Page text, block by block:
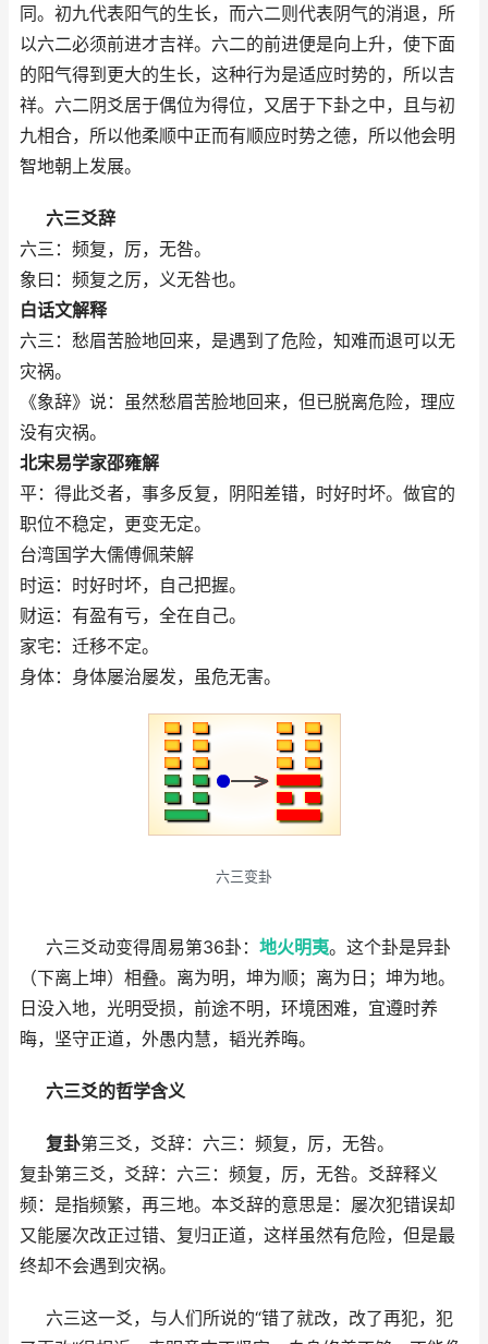
同。初九代表阳气的生长，而六二则代表阴气的消退，所
以六二必须前进才吉祥。六二的前进便是向上升，使下面
的阳气得到更大的生长，这种行为是适应时势的，所以吉
祥。六二阴爻居于偶位为得位，又居于下卦之中，且与初
九相合，所以他柔顺中正而有顺应时势之德，所以他会明
智地朝上发展。
六三爻辞
六三：频复，厉，无咎。
象曰：频复之厉，义无咎也。
白话文解释
六三：愁眉苦脸地回来，是遇到了危险，知难而退可以无
灾祸。
《象辞》说：虽然愁眉苦脸地回来，但已脱离危险，理应
没有灾祸。
北宋易学家邵雍解
平：得此爻者，事多反复，阴阳差错，时好时坏。做官的
职位不稳定，更变无定。
台湾国学大儒傅佩荣解
时运：时好时坏，自己把握。
财运：有盈有亏，全在自己。
家宅：迁移不定。
身体：身体屡治屡发，虽危无害。
六三变卦
六三爻动变得周易第36卦： 地火明夷。这个卦是异卦
（下离上坤）相叠。离为明，坤为顺；离为日；坤为地。
日没入地，光明受损，前途不明，环境困难，宜遵时养
晦，坚守正道，外愚内慧，韬光养晦。
六三爻的哲学含义
复卦第三爻，爻辞：六三：频复，厉，无咎。
复卦第三爻，爻辞：六三：频复，厉，无咎。爻辞释义
频：是指频繁，再三地。本爻辞的意思是：屡次犯错误却
又能屡次改正过错、复归正道，这样虽然有危险，但是最
终却不会遇到灾祸。
六三这一爻，与人们所说的“错了就改，改了再犯，犯